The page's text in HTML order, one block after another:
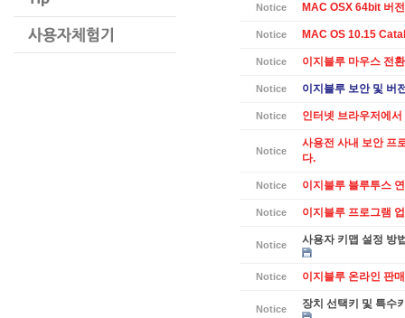
Notice MAC OSX 64bit 버
Notice MAC OS 10.15
Notice 이지블루 마우스 전
Notice 이지블루 보안 및 버
Notice 인터넷 브라우저에
Notice
사용전 사내 보안 프
다.
Notice 이지블루 블루투스
Notice 이지블루 프로그램
Notice 사용자 키맵 설정 방
Notice 이지블루 온라인 판
Notice 장치 선택키 및 특수